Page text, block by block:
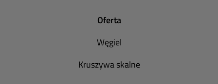
Oferta
Węgiel
Kruszywa skalne